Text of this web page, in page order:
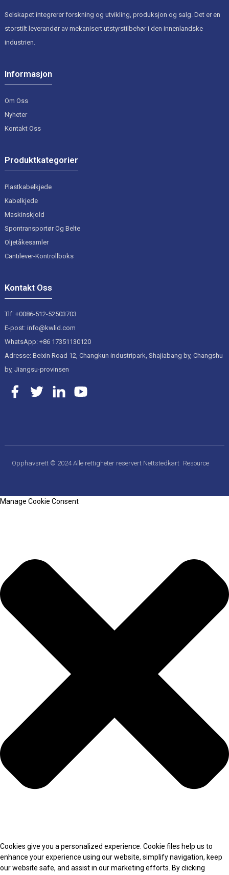
Selskapet integrerer forskning og utvikling, produksjon og salg. Det er en
storstilt leverandør av mekanisert utstyrstilbehør i den innenlandske
industrien.
Informasjon
Om Oss
Nyheter
Kontakt Oss
Produktkategorier
Plastkabelkjede
Kabelkjede
Maskinskjold
Spontransportør Og Belte
Oljetåkesamler
Cantilever-Kontrollboks
Kontakt Oss
Tlf: +0086-512-52503703
E-post: info@kwlid.com
WhatsApp: +86 17351130120
Adresse: Beixin Road 12, Changkun industripark, Shajiabang by, Changshu
by, Jiangsu-provinsen
Opphavsrett © 2024 Alle rettigheter reservert Nettstedkart Resource
Manage Cookie Consent
Cookies give you a personalized experience. Cookie files help us to
enhance your experience using our website, simplify navigation, keep
our website safe, and assist in our marketing efforts. By clicking